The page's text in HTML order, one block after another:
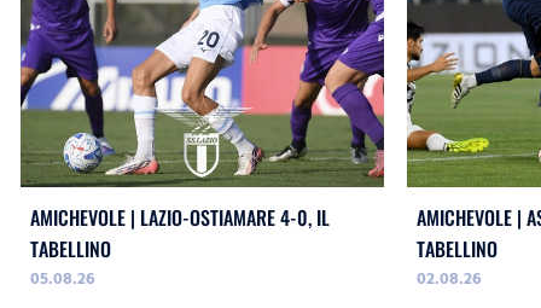
AMICHEVOLE | LAZIO-OSTIAMARE 4-0, IL
TABELLINO
05.08.26
AMICHEVOLE |
TABELLINO
02.08.26